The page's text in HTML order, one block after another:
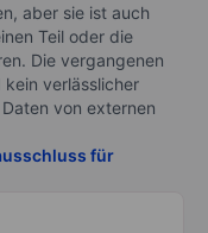
aber sie ist auch
Teil oder die
Die vergangenen
verlässlicher
von externen
für